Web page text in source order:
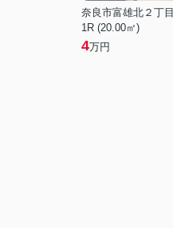
奈良市富雄北２丁目
1R (20.00㎡)
4万円